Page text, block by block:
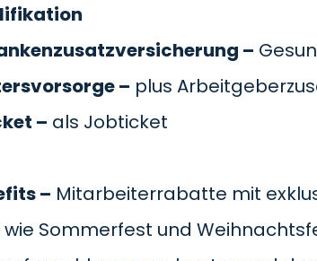
–
– plus
– als Jobticket
– Mitarbeiterrabatte mit
wie Sommerfest und